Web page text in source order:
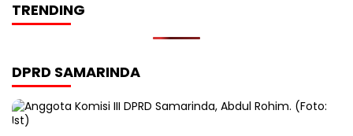
TRENDING
DPRD SAMARINDA